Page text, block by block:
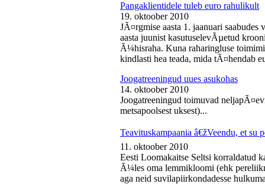
Pangaklientidele tuleb euro rahulikult
19. oktoober 2010
JÃ¤rgmise aasta 1. jaanuari
aasta juunist kasutuselevÃµetud
Ã¼hisraha. Kuna raharingluse
kindlasti hea teada, mida tÃ¤hendab
Joogatreeningud uues asukohas
14. oktoober 2010
Joogatreeningud toimuvad
metsapoolsest uksest)...
Teavituskampaania â€žVeendu, et su
11. oktoober 2010
Eesti Loomakaitse Seltsi korraldatud
Ã¼les oma lemmikloomi (ehk
aga neid suvilapiirkondadesse